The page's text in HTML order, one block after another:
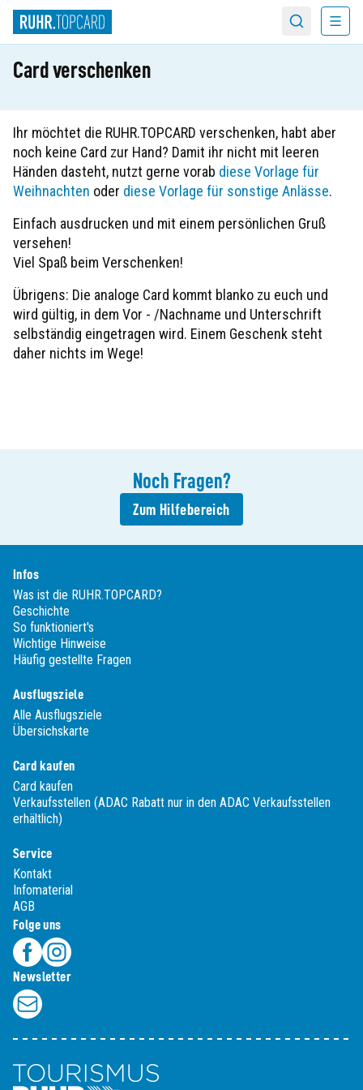
Menü
Card verschenken
Ihr möchtet die RUHR.TOPCARD verschenken, habt aber
noch keine Card zur Hand? Damit ihr nicht mit leeren
Händen dasteht, nutzt gerne vorab diese Vorlage für
Weihnachten oder diese Vorlage für sonstige Anlässe.
Einfach ausdrucken und mit einem persönlichen Gruß
versehen!
Viel Spaß beim Verschenken!
Übrigens: Die analoge Card kommt blanko zu euch und
wird gültig, in dem Vor - /Nachname und Unterschrift
selbständig eingetragen wird. Einem Geschenk steht
daher nichts im Wege!
Noch Fragen?
Zum Hilfebereich
Infos
Was ist die RUHR.TOPCARD?
Geschichte
So funktioniert's
Wichtige Hinweise
Häufig gestellte Fragen
Ausflugsziele
Alle Ausflugsziele
Übersichskarte
Card kaufen
Card kaufen
Verkaufsstellen (ADAC Rabatt nur in den ADAC Verkaufsstellen
erhältlich)
Service
Kontakt
Infomaterial
AGB
Folge uns
Newsletter